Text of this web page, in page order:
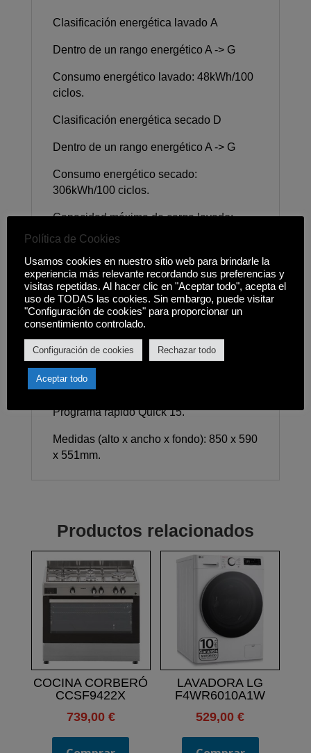
Clasificación energética lavado A
Dentro de un rango energético A -> G
Consumo energético lavado: 48kWh/100
ciclos.
Clasificación energética secado D
Dentro de un rango energético A -> G
Consumo energético secado:
306kWh/100 ciclos.
Capacidad máxima de carga lavado:
10kg.
Capacidad máxima de carga secado:
6kg.
Velocidad de centrifugado: 1400rpm.
Tratamiento Antibacterias.
24h Fin Diferido.
Detección automática del peso.
Programa rápido Quick 15.
Medidas (alto x ancho x fondo): 850 x 590
x 551mm.
Productos relacionados
COCINA CORBERÓ
CCSF9422X
739,00 €
LAVADORA LG
F4WR6010A1W
529,00€
Política de Cookies
Usamos cookies en nuestro sitio web para brindarle la
experiencia más relevante recordando sus preferencias y
visitas repetidas. Al hacer clic en "Aceptar todo", acepta el
uso de TODAS las cookies. Sin embargo, puede visitar
"Configuración de cookies" para proporcionar un
consentimiento controlado.
Configuración de cookies Rechazar todo
Aceptar todo